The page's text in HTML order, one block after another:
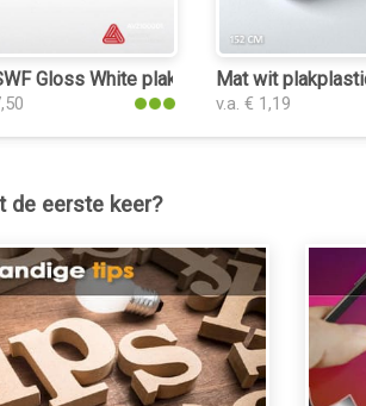
Gloss White plakplasticMat wit
v.a. € 1,19
de eerste keer?